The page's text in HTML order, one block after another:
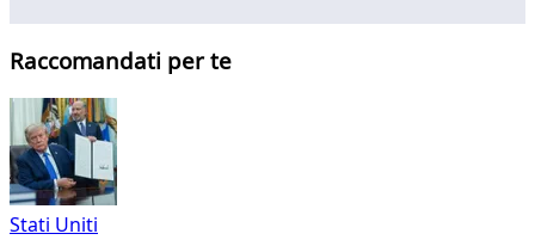
Raccomandati per te
Stati Uniti